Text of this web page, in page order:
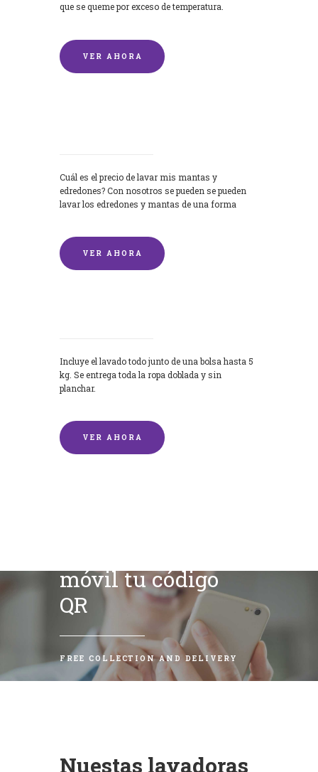
que se queme por exceso de temperatura.
VER AHORA
Cuál es el precio de lavar mis mantas y
edredones? Con nosotros se pueden se pueden
lavar los edredones y mantas de una forma
VER AHORA
Incluye el lavado todo junto de una bolsa hasta 5
kg. Se entrega toda la ropa doblada y sin
planchar.
VER AHORA
móvil tu código
QR
FREE COLLECTION AND DELIVERY
Nuestas lavadoras